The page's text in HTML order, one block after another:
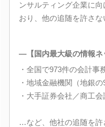
ンサルティング企業に
おり、他の追随を許さな
―【国内最大級の情報ネ
・全国で973件の会計事
・地域金融機関（地銀
・大手証券会社／商工
…など、他社の追随を許